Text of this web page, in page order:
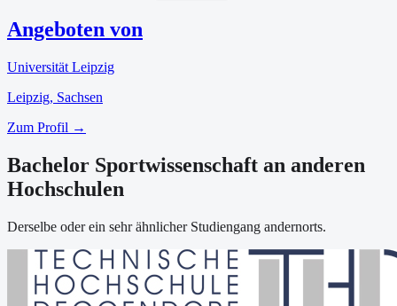
Angeboten von
Universität Leipzig
Leipzig, Sachsen
Zum Profil →
Bachelor Sportwissenschaft an anderen
Hochschulen
Derselbe oder ein sehr ähnlicher Studiengang andernorts.